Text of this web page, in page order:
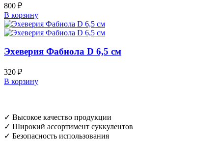
800 ₽
В корзину
Эхеверия Фабиола D 6,5 см
320 ₽
В корзину
✓ Высокое качество продукции
✓ Широкий ассортимент суккулентов
✓ Безопасность использования